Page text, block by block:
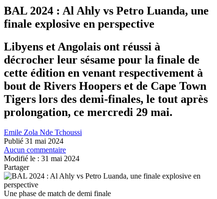
BAL 2024 : Al Ahly vs Petro Luanda, une
finale explosive en perspective
Libyens et Angolais ont réussi à
décrocher leur sésame pour la finale de
cette édition en venant respectivement à
bout de Rivers Hoopers et de Cape Town
Tigers lors des demi-finales, le tout après
prolongation, ce mercredi 29 mai.
Emile Zola Nde Tchoussi
Publié 31 mai 2024
Aucun commentaire
Modifié le : 31 mai 2024
Partager
Une phase de match de demi finale